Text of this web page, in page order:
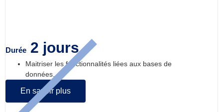
Durée 2 jours
Maitriser les fonctionnalités liées aux bases de
données...
En savoir plus